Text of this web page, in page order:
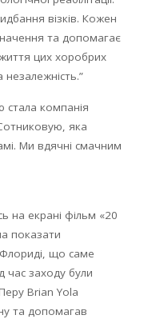
візків. Кожен
та допомагає
цих хоробрих
незалежність.”
компанія
яка
Ми вдячні смачним
на екрані фільм «20
показати
що саме
час заходу були
Brian Yola
та допомагав